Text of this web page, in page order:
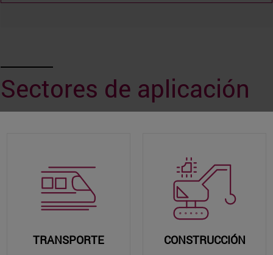
Sectores de aplicación
TRANSPORTE CONSTRUCCIÓN